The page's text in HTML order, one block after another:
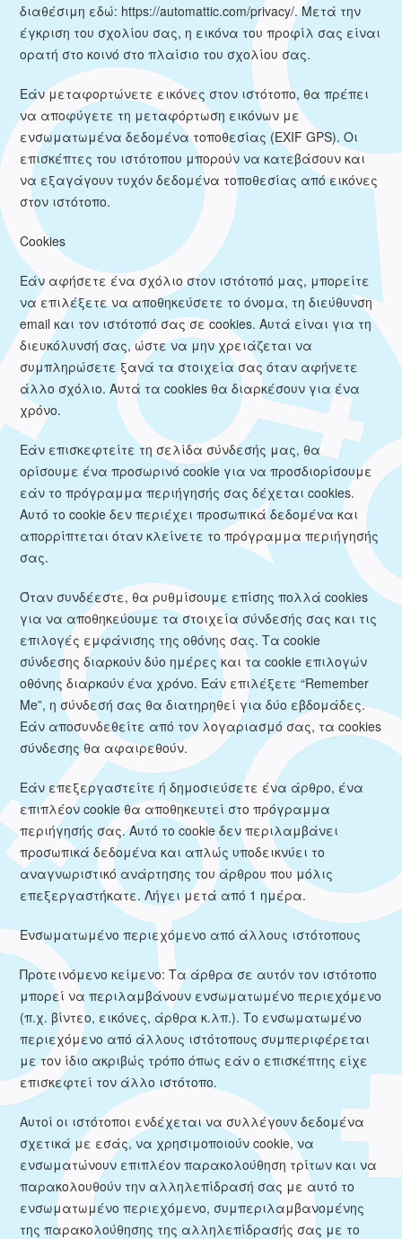
διαθέσιμη εδώ: https://automattic.com/privacy/. Μετά την
έγκριση του σχολίου σας, η εικόνα του προφίλ σας είναι
ορατή στο κοινό στο πλαίσιο του σχολίου σας.
Εάν μεταφορτώνετε εικόνες στον ιστότοπο, θα πρέπει
να αποφύγετε τη μεταφόρτωση εικόνων με
ενσωματωμένα δεδομένα τοποθεσίας (EXIF GPS). Οι
επισκέπτες του ιστότοπου μπορούν να κατεβάσουν και
να εξαγάγουν τυχόν δεδομένα τοποθεσίας από εικόνες
στον ιστότοπο.
Cookies
Εάν αφήσετε ένα σχόλιο στον ιστότοπό μας, μπορείτε
να επιλέξετε να αποθηκεύσετε το όνομα, τη διεύθυνση
email και τον ιστότοπό σας σε cookies. Αυτά είναι για τη
διευκόλυνσή σας, ώστε να μην χρειάζεται να
συμπληρώσετε ξανά τα στοιχεία σας όταν αφήνετε
άλλο σχόλιο. Αυτά τα cookies θα διαρκέσουν για ένα
χρόνο.
Εάν επισκεφτείτε τη σελίδα σύνδεσής μας, θα
ορίσουμε ένα προσωρινό cookie για να προσδιορίσουμε
εάν το πρόγραμμα περιήγησής σας δέχεται cookies.
Αυτό το cookie δεν περιέχει προσωπικά δεδομένα και
απορρίπτεται όταν κλείνετε το πρόγραμμα περιήγησής
σας.
Όταν συνδέεστε, θα ρυθμίσουμε επίσης πολλά cookies
για να αποθηκεύουμε τα στοιχεία σύνδεσής σας και τις
επιλογές εμφάνισης της οθόνης σας. Τα cookie
σύνδεσης διαρκούν δύο ημέρες και τα cookie επιλογών
οθόνης διαρκούν ένα χρόνο. Εάν επιλέξετε “Remember
Me”, η σύνδεσή σας θα διατηρηθεί για δύο εβδομάδες.
Εάν αποσυνδεθείτε από τον λογαριασμό σας, τα cookies
σύνδεσης θα αφαιρεθούν.
Εάν επεξεργαστείτε ή δημοσιεύσετε ένα άρθρο, ένα
επιπλέον cookie θα αποθηκευτεί στο πρόγραμμα
περιήγησής σας. Αυτό το cookie δεν περιλαμβάνει
προσωπικά δεδομένα και απλώς υποδεικνύει το
αναγνωριστικό ανάρτησης του άρθρου που μόλις
επεξεργαστήκατε. Λήγει μετά από 1 ημέρα.
Ενσωματωμένο περιεχόμενο από άλλους ιστότοπους
Προτεινόμενο κείμενο: Τα άρθρα σε αυτόν τον ιστότοπο
μπορεί να περιλαμβάνουν ενσωματωμένο περιεχόμενο
(π.χ. βίντεο, εικόνες, άρθρα κ.λπ.). Το ενσωματωμένο
περιεχόμενο από άλλους ιστότοπους συμπεριφέρεται
με τον ίδιο ακριβώς τρόπο όπως εάν ο επισκέπτης είχε
επισκεφτεί τον άλλο ιστότοπο.
Αυτοί οι ιστότοποι ενδέχεται να συλλέγουν δεδομένα
σχετικά με εσάς, να χρησιμοποιούν cookie, να
ενσωματώνουν επιπλέον παρακολούθηση τρίτων και να
παρακολουθούν την αλληλεπίδρασή σας με αυτό το
ενσωματωμένο περιεχόμενο, συμπεριλαμβανομένης
της παρακολούθησης της αλληλεπίδρασής σας με το